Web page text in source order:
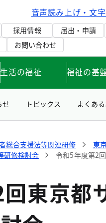
音声読み上げ・文
採用情報 届出・申請
お問い合わせ
生活の福祉 福祉の基
せ トピックス よくあ
総合支援法等関連研修
東
研修検討会
令和5年度第2
東京都